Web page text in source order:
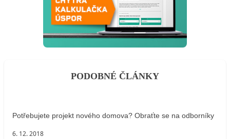
PODOBNÉ ČLÁNKY
Potřebujete projekt nového domova? Obraťte se na odborníky
6. 12. 2018